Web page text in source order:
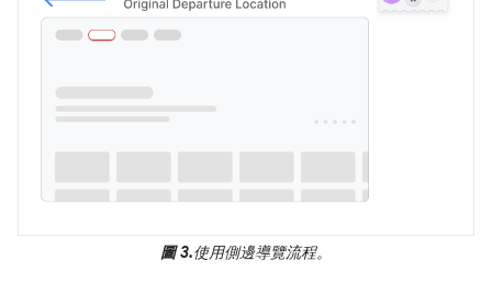
圖 3.使用側邊導覽流程。